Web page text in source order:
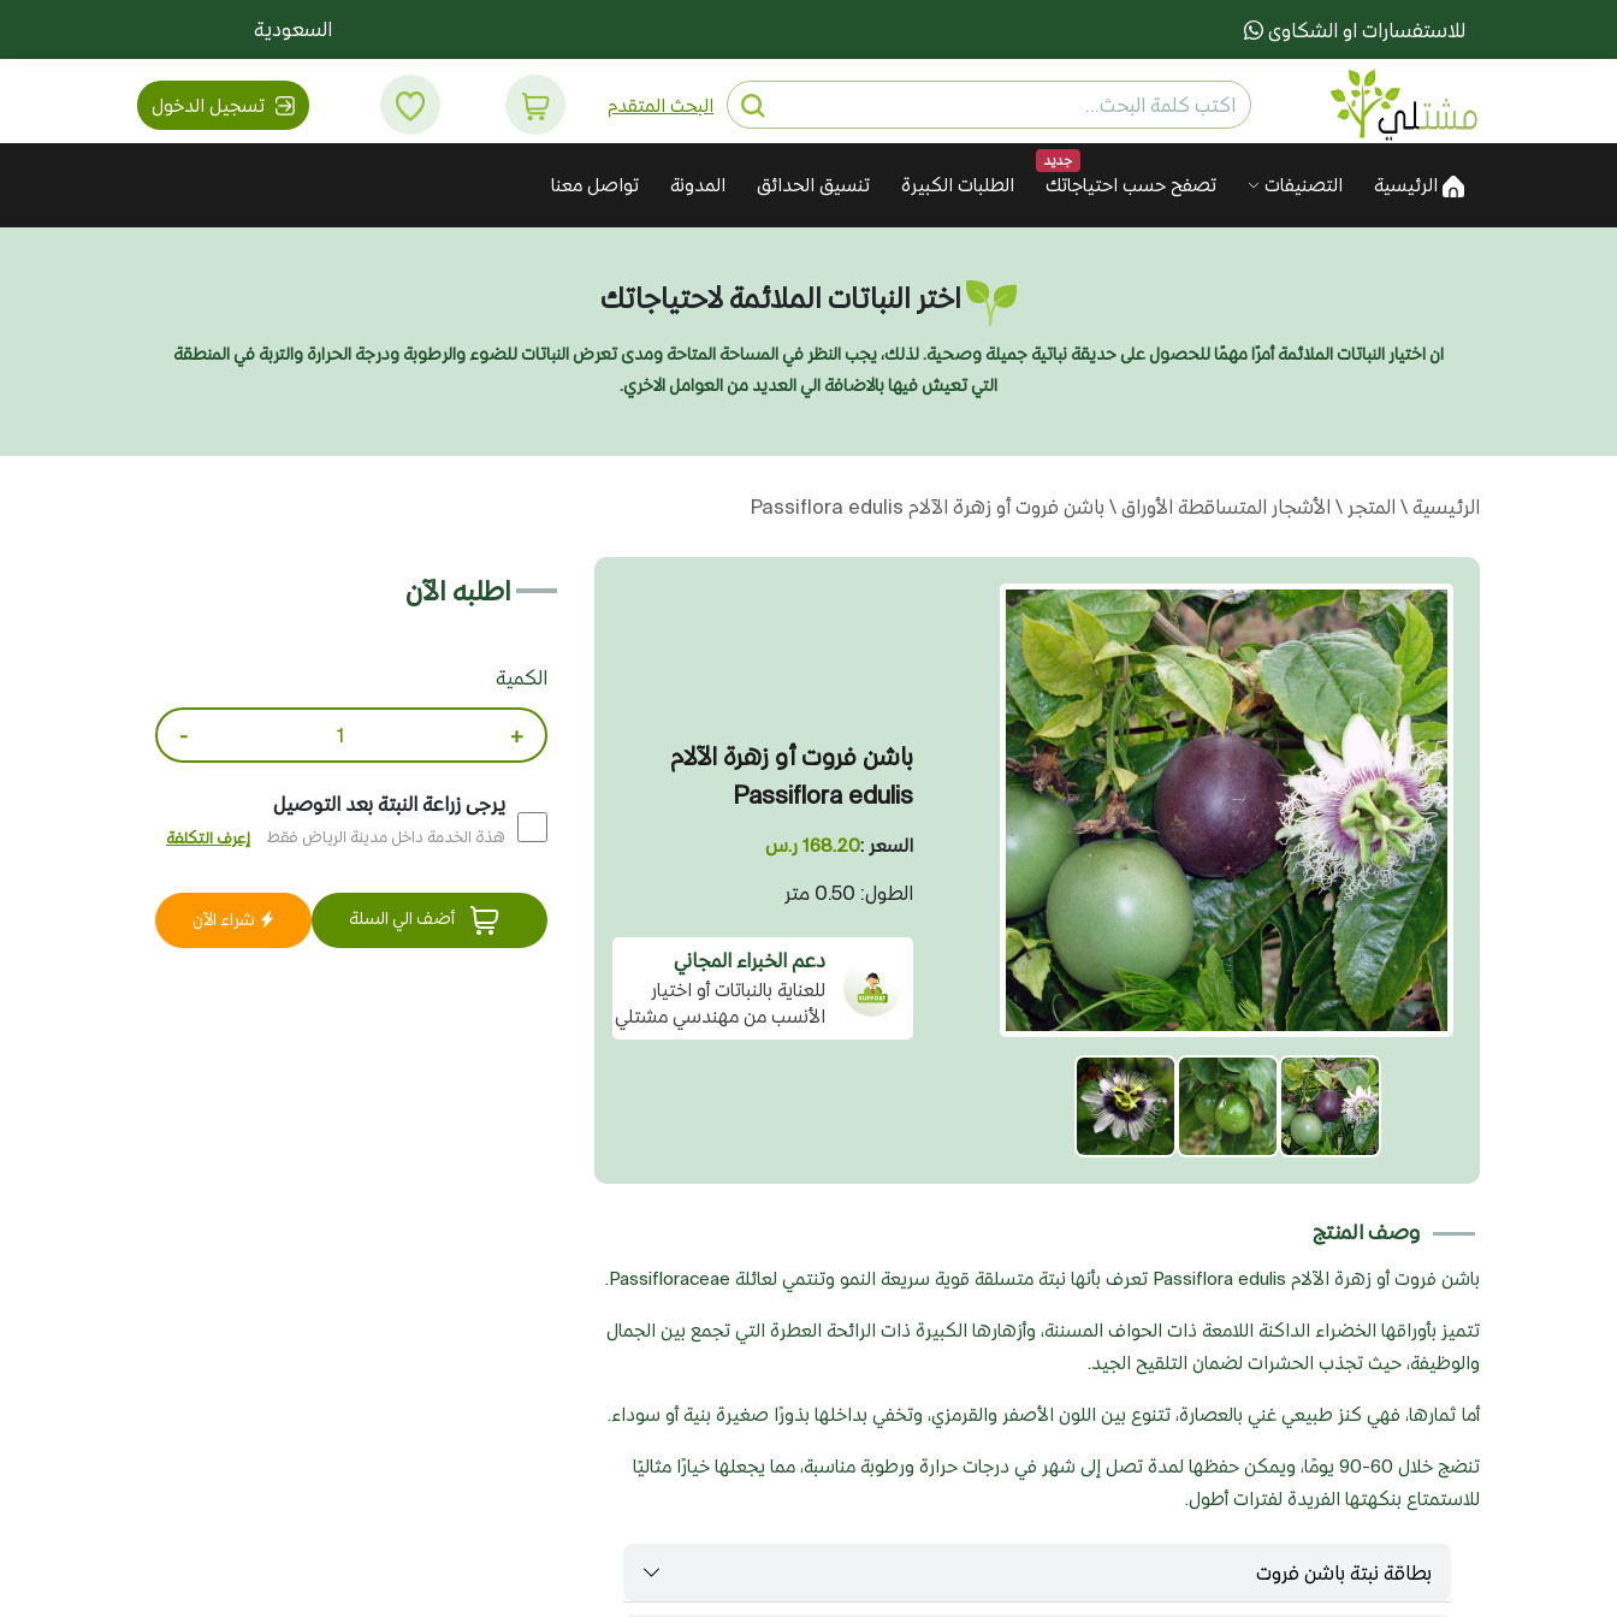
للاستفسارات او الشكاوى السعودية
البحث المتقدم تسجيل الدخول
الرئيسية التصنيفات
جديد
تصفح حسب احتياجاتك الطلبات الكبيرة تنسيق الحدائق المدونة تواصل معنا
اختر النباتات الملائمة لاحتياجاتك
ان اختيار النباتات الملائمة أمرًا مهمًا للحصول على حديقة نباتية جميلة وصحية. لذلك، يجب النظر في المساحة المتاحة ومدى تعرض النباتات للضوء والرطوبة ودرجة الحرارة والتربة في المنطقة
التي تعيش فيها بالاضافة الي العديد من العوامل الاخري.
الرئيسية \ المتجر \ الأشجار المتساقطة الأوراق \ باشن فروت أو زهرة الآلام Passiflora edulis
باشن فروت أو زهرة الآلام
Passiflora edulis
السعر :168.20 ر.س
الطول: 0.50 متر
دعم الخبراء المجاني
للعناية بالنباتات أو اختيار
الأنسب من مهندسي مشتلي
وصف المنتج
باشن فروت أو زهرة الآلام Passiflora edulis تعرف بأنها نبتة متسلقة قوية سريعة النمو وتنتمي لعائلة Passifloraceae.
تتميز بأوراقها الخضراء الداكنة اللامعة ذات الحواف المسننة، وأزهارها الكبيرة ذات الرائحة العطرة التي تجمع بين الجمال
والوظيفة، حيث تجذب الحشرات لضمان التلقيح الجيد.
أما ثمارها، فهي كنز طبيعي غني بالعصارة، تتنوع بين اللون الأصفر والقرمزي، وتخفي بداخلها بذورًا صغيرة بنية أو سوداء.
تنضج خلال 60-90 يومًا، ويمكن حفظها لمدة تصل إلى شهر في درجات حرارة ورطوبة مناسبة، مما يجعلها خيارًا مثاليًا
للاستمتاع بنكهتها الفريدة لفترات أطول.
بطاقة نبتة باشن فروت
اطلبه الآن
الكمية
+
-
يرجى زراعة النبتة بعد التوصيل
هذة الخدمة داخل مدينة الرياض فقط إعرف التكلفة
أضف الي السلة شراء الآن